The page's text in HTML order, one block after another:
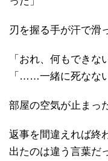
刃を握る手が汗で滑
「おれ、何もできな
「……一緒に死なな
部屋の空気が止まっ
返事を間違えれば終
出たのは違う言葉だ